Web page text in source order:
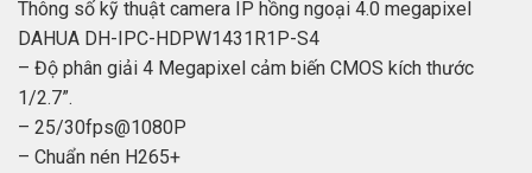
Thông số kỹ thuật camera IP hồng ngoại 4.0 megapixel
DAHUA DH-IPC-HDPW1431R1P-S4
– Độ phân giải 4 Megapixel cảm biến CMOS kích thước
1/2.7”.
– 25/30fps@1080P
– Chuẩn nén H265+